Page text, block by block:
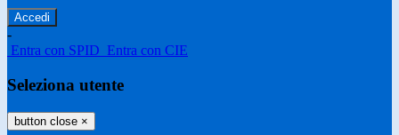
-
Entra con SPID Entra con CIE
Seleziona utente
button close ×